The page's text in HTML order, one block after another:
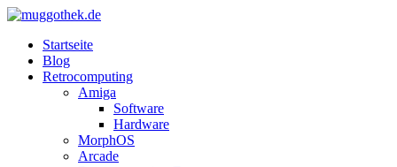
Startseite
Blog
Retrocomputing
Amiga
Software
Hardware
MorphOS
Arcade